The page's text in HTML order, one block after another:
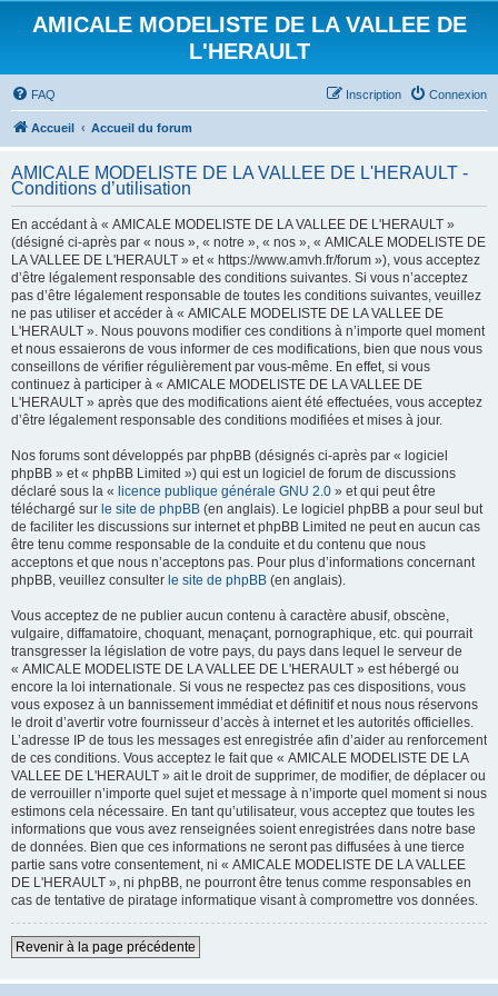
AMICALE MODELISTE DE LA VALLEE DE
L'HERAULT
FAQ Connexion
Inscription
Accueil Accueil du forum
AMICALE MODELISTE DE LA VALLEE DE L'HERAULT -
Conditions d’utilisation
En accédant à « AMICALE MODELISTE DE LA VALLEE DE L'HERAULT »
(désigné ci-après par « nous », « notre », « nos », « AMICALE MODELISTE DE
LA VALLEE DE L'HERAULT » et « https://www.amvh.fr/forum »), vous acceptez
d’être légalement responsable des conditions suivantes. Si vous n’acceptez
pas d’être légalement responsable de toutes les conditions suivantes, veuillez
ne pas utiliser et accéder à « AMICALE MODELISTE DE LA VALLEE DE
L'HERAULT ». Nous pouvons modifier ces conditions à n’importe quel moment
et nous essaierons de vous informer de ces modifications, bien que nous vous
conseillons de vérifier régulièrement par vous-même. En effet, si vous
continuez à participer à « AMICALE MODELISTE DE LA VALLEE DE
L'HERAULT » après que des modifications aient été effectuées, vous acceptez
d’être légalement responsable des conditions modifiées et mises à jour.
Nos forums sont développés par phpBB (désignés ci-après par « logiciel
phpBB » et « phpBB Limited ») qui est un logiciel de forum de discussions
déclaré sous la « licence publique générale GNU 2.0 » et qui peut être
téléchargé sur le site de phpBB (en anglais). Le logiciel phpBB a pour seul but
de faciliter les discussions sur internet et phpBB Limited ne peut en aucun cas
être tenu comme responsable de la conduite et du contenu que nous
acceptons et que nous n’acceptons pas. Pour plus d’informations concernant
phpBB, veuillez consulter le site de phpBB (en anglais).
Vous acceptez de ne publier aucun contenu à caractère abusif, obscène,
vulgaire, diffamatoire, choquant, menaçant, pornographique, etc. qui pourrait
transgresser la législation de votre pays, du pays dans lequel le serveur de
« AMICALE MODELISTE DE LA VALLEE DE L'HERAULT » est hébergé ou
encore la loi internationale. Si vous ne respectez pas ces dispositions, vous
vous exposez à un bannissement immédiat et définitif et nous nous réservons
le droit d’avertir votre fournisseur d’accès à internet et les autorités officielles.
L’adresse IP de tous les messages est enregistrée afin d’aider au renforcement
de ces conditions. Vous acceptez le fait que « AMICALE MODELISTE DE LA
VALLEE DE L'HERAULT » ait le droit de supprimer, de modifier, de déplacer ou
de verrouiller n’importe quel sujet et message à n’importe quel moment si nous
estimons cela nécessaire. En tant qu’utilisateur, vous acceptez que toutes les
informations que vous avez renseignées soient enregistrées dans notre base
de données. Bien que ces informations ne seront pas diffusées à une tierce
partie sans votre consentement, ni « AMICALE MODELISTE DE LA VALLEE
DE L'HERAULT », ni phpBB, ne pourront être tenus comme responsables en
cas de tentative de piratage informatique visant à compromettre vos données.
Revenir à la page précédente